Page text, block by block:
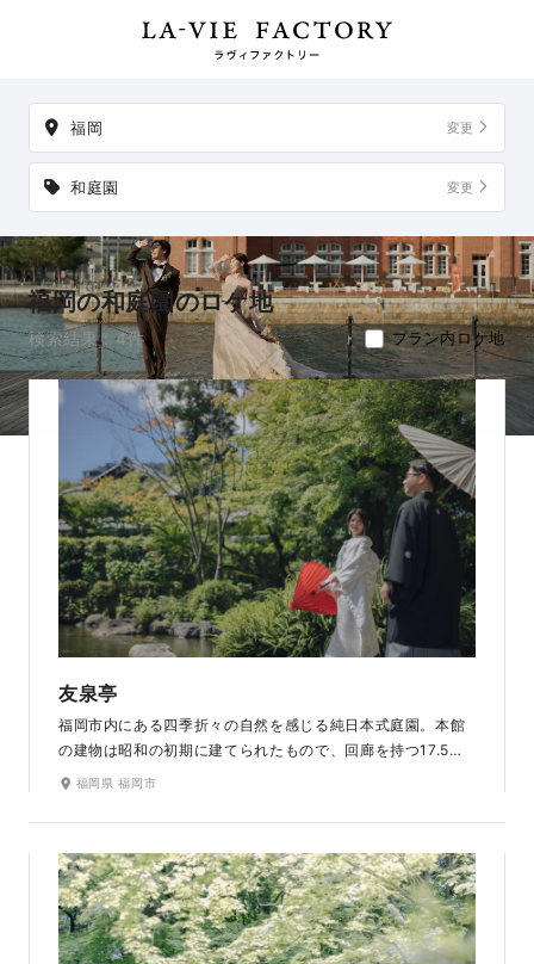
撮影も可能です。
福岡 変更
和庭園 変更
福岡の和庭園のロケ地
検索結果：4件 プラン内ロケ地
友泉亭
福岡市内にある四季折々の自然を感じる純日本式庭園。本館
の建物は昭和の初期に建てられたもので、回廊を持つ17.5畳
のゆったりとした大広間があります。梅や新緑、紅葉など四
中の喧噪をすっかり忘れられる、和装にぴったりのロケーシ
ョンです。
福岡県 福岡市